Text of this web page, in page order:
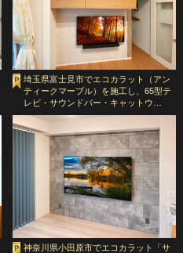
埼玉県富士見市でエコカラット（アン
ティークマーブル）を施工し、65型テ
レビ・サウンドバー・キャットウ…
神奈川県小田原市でエコカラット「サ